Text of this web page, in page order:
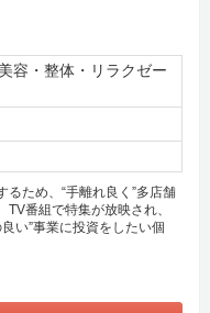
容・整体・リラクゼー
るため、“手離れ良く”多店舗
番組で特集が放映され、
い”事業に投資をしたい個